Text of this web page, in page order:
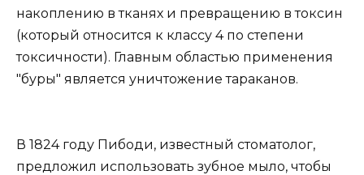
накоплению в тканях и превращению в токсин
(который относится к классу 4 по степени
токсичности). Главным областью применения
"буры" является уничтожение тараканов.
В 1824 году Пибоди, известный стоматолог,
предложил использовать зубное мыло, чтобы